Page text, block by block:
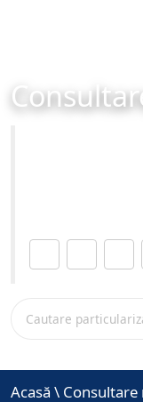
Acasă \ Consultare